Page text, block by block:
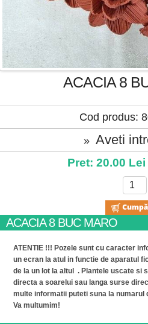
ACACIA 8
Cod produs:
» Aveti
Pret: 20.00 Lei
ACACIA 8 BUC MARO
ATENTIE !!! Pozele sunt cu caracter
un ecran la atul in functie de aparatul
de la un lot la altul . Plantele uscate si
directa a soarelui sau langa surse
multe informatii puteti suna la numarul
Va multumim!